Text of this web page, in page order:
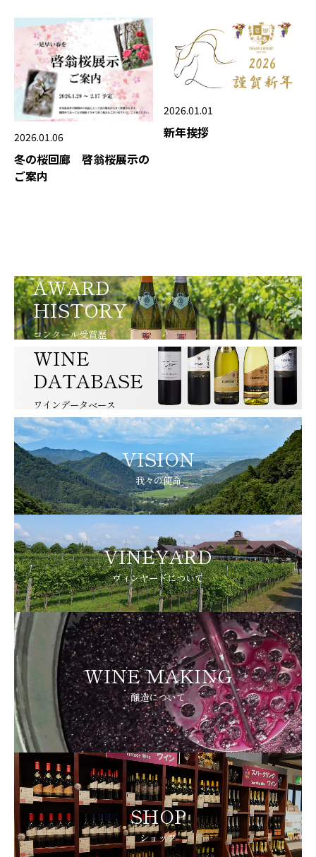
2026.01.06
冬の桜回廊 啓翁桜展示の
ご案内
2026.01.01
新年挨拶
AWARD
HISTORY
コンクール受賞歴
WINE
DATABASE
ワインデータベース
VISION
我々の使命
VINEYARD
ヴィンヤードについて
WINE MAKING
醸造について
SHOP
ショップ